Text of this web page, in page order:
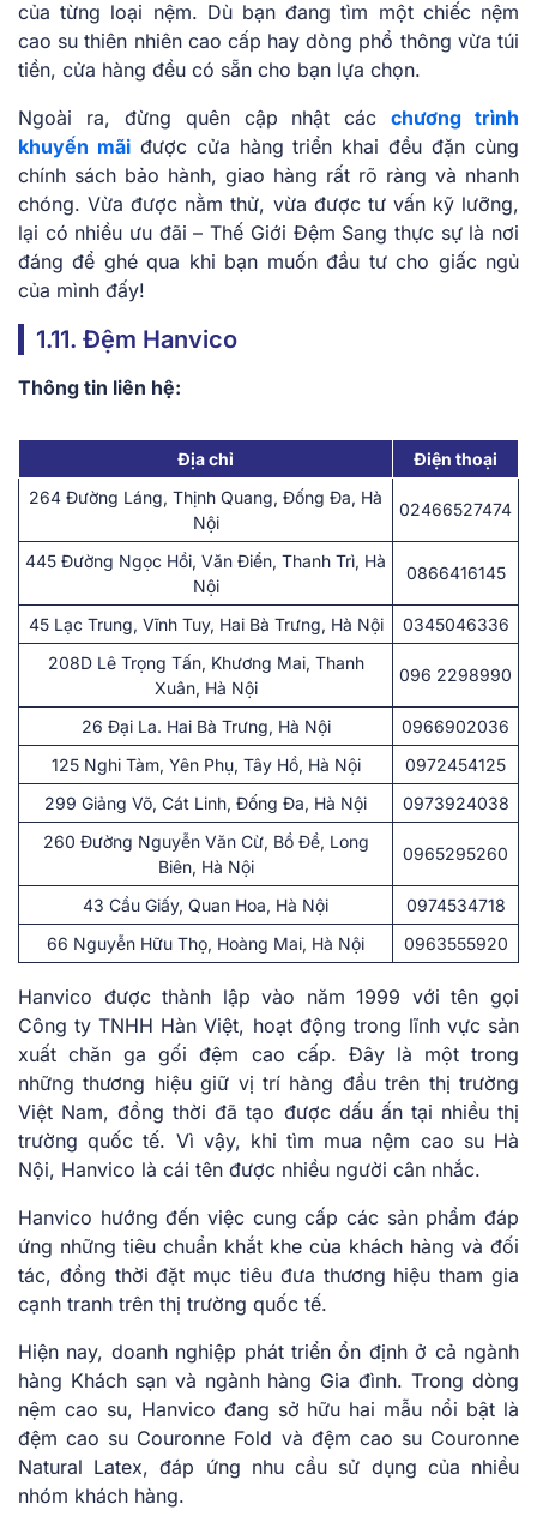
của từng loại nệm. Dù bạn đang tìm một chiếc nệm
cao su thiên nhiên cao cấp hay dòng phổ thông vừa túi
tiền, cửa hàng đều có sẵn cho bạn lựa chọn.
Ngoài ra, đừng quên cập nhật cácchương trình
khuyến mãiđược cửa hàng triển khai đều đặn cùng
chính sách bảo hành, giao hàng rất rõ ràng và nhanh
chóng. Vừa được nằm thử, vừa được tư vấn kỹ lưỡng,
lại có nhiều ưu đãi – Thế Giới Đệm Sang thực sự là nơi
đáng để ghé qua khi bạn muốn đầu tư cho giấc ngủ
của mình đấy!
1.11. Đệm Hanvico
Thông tin liên hệ:
Địa chỉ
Điện thoại
264 Đường Láng, Thịnh Quang, Đống Đa, Hà
Nội
02466527474
445 Đường Ngọc Hồi, Văn Điển, Thanh Trì, Hà
Nội
0866416145
45 Lạc Trung, Vĩnh Tuy, Hai Bà Trưng, Hà Nội
0345046336
208D Lê Trọng Tấn, Khương Mai, Thanh
Xuân, Hà Nội
096 2298990
26 Đại La. Hai Bà Trưng, Hà Nội
0966902036
125 Nghi Tàm, Yên Phụ, Tây Hồ, Hà Nội
0972454125
299 Giảng Võ, Cát Linh, Đống Đa, Hà Nội
0973924038
260 Đường Nguyễn Văn Cừ, Bồ Đề, Long
Biên, Hà Nội
0965295260
43 Cầu Giấy, Quan Hoa, Hà Nội
0974534718
66 Nguyễn Hữu Thọ, Hoàng Mai, Hà Nội
0963555920
Hanvico được thành lập vào năm 1999 với tên gọi
Công ty TNHH Hàn Việt, hoạt động trong lĩnh vực sản
xuất chăn ga gối đệm cao cấp. Đây là một trong
những thương hiệu giữ vị trí hàng đầu trên thị trường
Việt Nam, đồng thời đã tạo được dấu ấn tại nhiều thị
trường quốc tế. Vì vậy, khi tìm mua nệm cao su Hà
Nội, Hanvico là cái tên được nhiều người cân nhắc.
Hanvico hướng đến việc cung cấp các sản phẩm đáp
ứng những tiêu chuẩn khắt khe của khách hàng và đối
tác, đồng thời đặt mục tiêu đưa thương hiệu tham gia
cạnh tranh trên thị trường quốc tế.
Hiện nay, doanh nghiệp phát triển ổn định ở cả ngành
hàng Khách sạn và ngành hàng Gia đình. Trong dòng
nệm cao su, Hanvico đang sở hữu hai mẫu nổi bật là
đệm cao su Couronne Fold và đệm cao su Couronne
Natural Latex, đáp ứng nhu cầu sử dụng của nhiều
nhóm khách hàng.